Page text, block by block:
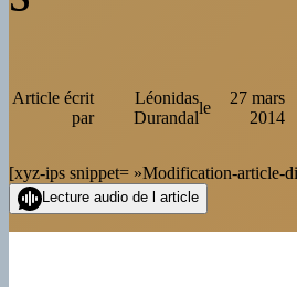
Article écrit
par
Léonidas
Durandal
le
27 mars
2014
[xyz-ips snippet= »Modification-article-
Lecture audio de l article